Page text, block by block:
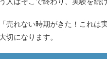
売れない時期がきた！これは
切になります。